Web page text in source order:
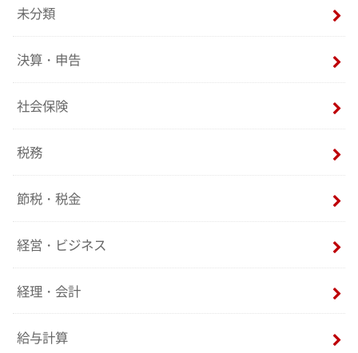
未分類
決算・申告
社会保険
税務
節税・税金
経営・ビジネス
経理・会計
給与計算